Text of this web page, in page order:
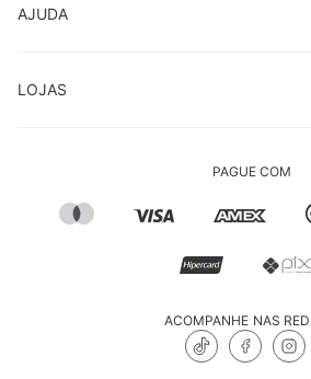
AJUDA
LOJAS
PAGUE COM
ACOMPANHE NAS